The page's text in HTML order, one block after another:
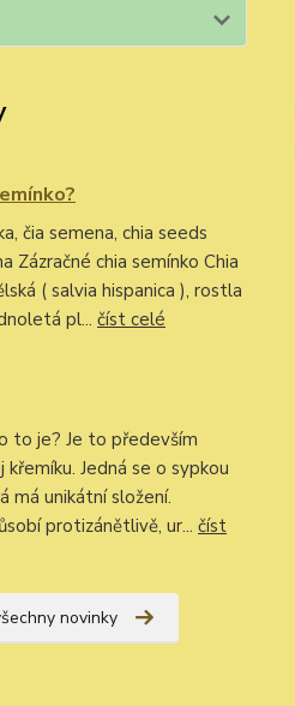
čia semena, chia seeds
Zázračné chia semínko Chia
( salvia hispanica ), rostla
pl... číst celé
to je? Je to především
křemíku. Jedná se o sypkou
má unikátní složení.
protizánětlivě, ur... číst
novinky